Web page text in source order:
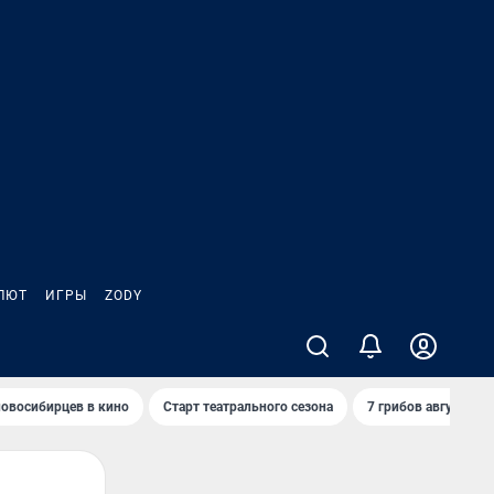
ИГРЫ ZODY
в кино Старт театрального сезона 7 грибов августа